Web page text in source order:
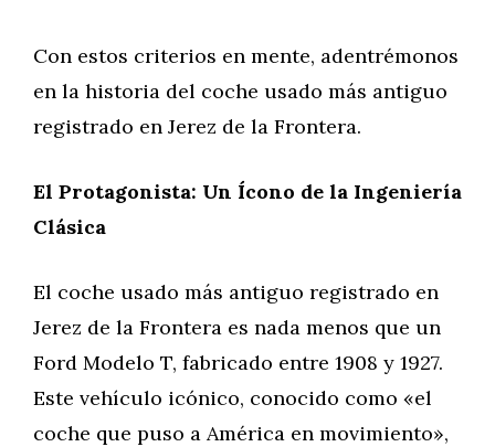
Con estos criterios en mente, adentrémonos
en la historia del coche usado más antiguo
registrado en Jerez de la Frontera.
El Protagonista: Un Ícono de la Ingeniería
Clásica
El coche usado más antiguo registrado en
Jerez de la Frontera es nada menos que un
Ford Modelo T, fabricado entre 1908 y 1927.
Este vehículo icónico, conocido como «el
coche que puso a América en movimiento»,